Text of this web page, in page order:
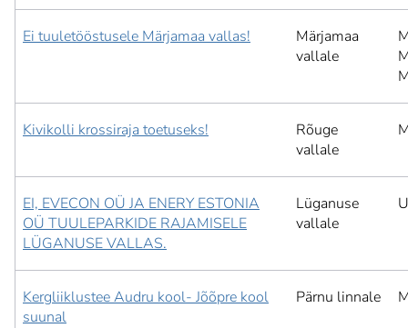
Ei tuuletööstusele Märjamaa vallas!
Märjamaa
vallale
Kivikolli krossiraja toetuseks!
Rõuge
vallale
EI, EVECON OÜ JA ENERY ESTONIA
OÜ TUULEPARKIDE RAJAMISELE
LÜGANUSE VALLAS.
Lüganuse
vallale
Kergliiklustee Audru kool- Jõõpre kool
suunal
Pärnu linnale